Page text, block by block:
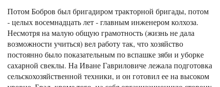
Потом Бобров был бригадиром тракторной бригады, потом
- целых восемнадцать лет - главным инженером колхоза.
Несмотря на малую общую грамотность (жизнь не дала
возможности учиться) вел работу так, что хозяйство
постоянно было показательным по вспашке зяби и уборке
сахарной свеклы. На Иване Гавриловиче лежала подготовка
сельскохозяйственной техники, и он готовил ее на высоком